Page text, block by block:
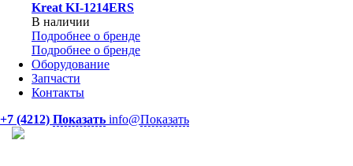
Kreat KI-1214ERS
В наличии
Подробнее о бренде
Подробнее о бренде
Оборудование
Запчасти
Контакты
+7 (4212) Показать info@Показать